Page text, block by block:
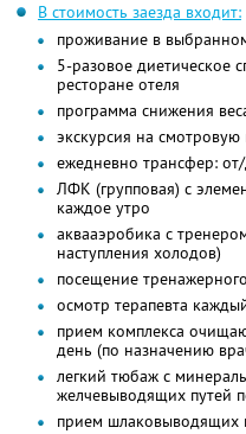
В стоимость заезда входит:
проживание в
5-разовое диетическое
ресторане отеля
программа снижения
экскурсия на
ежедневно трансфер:
ЛФК (групповая) с
каждое утро
аквааэробика с
наступления холодов)
посещение
осмотр терапевта
прием комплекса
день (по назначению
легкий тюбаж с
желчевыводящих путей
прием шлаковыводящих